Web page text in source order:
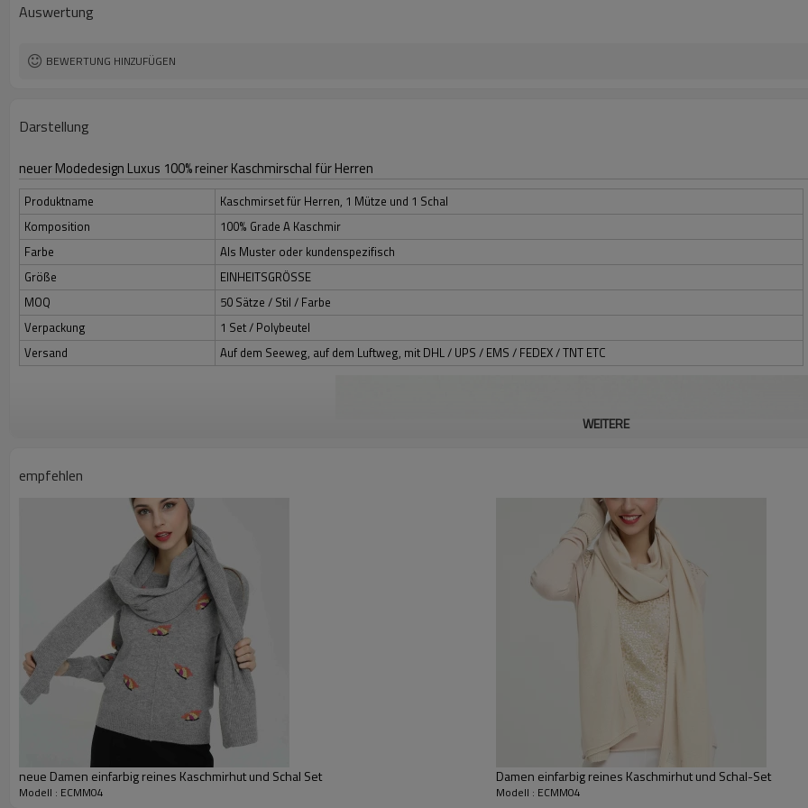
MOQ
Auswertung
BEWERTUNG HINZUFÜGEN
Darstellung
neuer Modedesign Luxus 100% reiner Kaschmirschal für Herren
Produktname
Kaschmirset für Herren, 1 Mütze und 1 Schal
Komposition
100% Grade A Kaschmir
Farbe
Als Muster oder kundenspezifisch
Größe
EINHEITSGRÖSSE
MOQ
50 Sätze / Stil / Farbe
Verpackung
1 Set / Polybeutel
Versand
Auf dem Seeweg, auf dem Luftweg, mit DHL / UPS / EMS / FEDEX / TNT ETC
WEITERE
empfehlen
neue Damen einfarbig reines Kaschmirhut und Schal Set
Modell : ECMM04
Damen einfarbig reines Kaschmirhut und Schal-Set
Modell : ECMM04